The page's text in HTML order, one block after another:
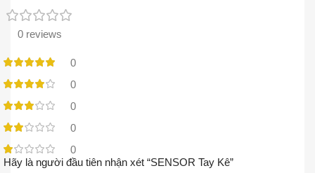
0 reviews
0
0
0
0
0
Hãy là người đầu tiên nhận xét “SENSOR Tay Kê”